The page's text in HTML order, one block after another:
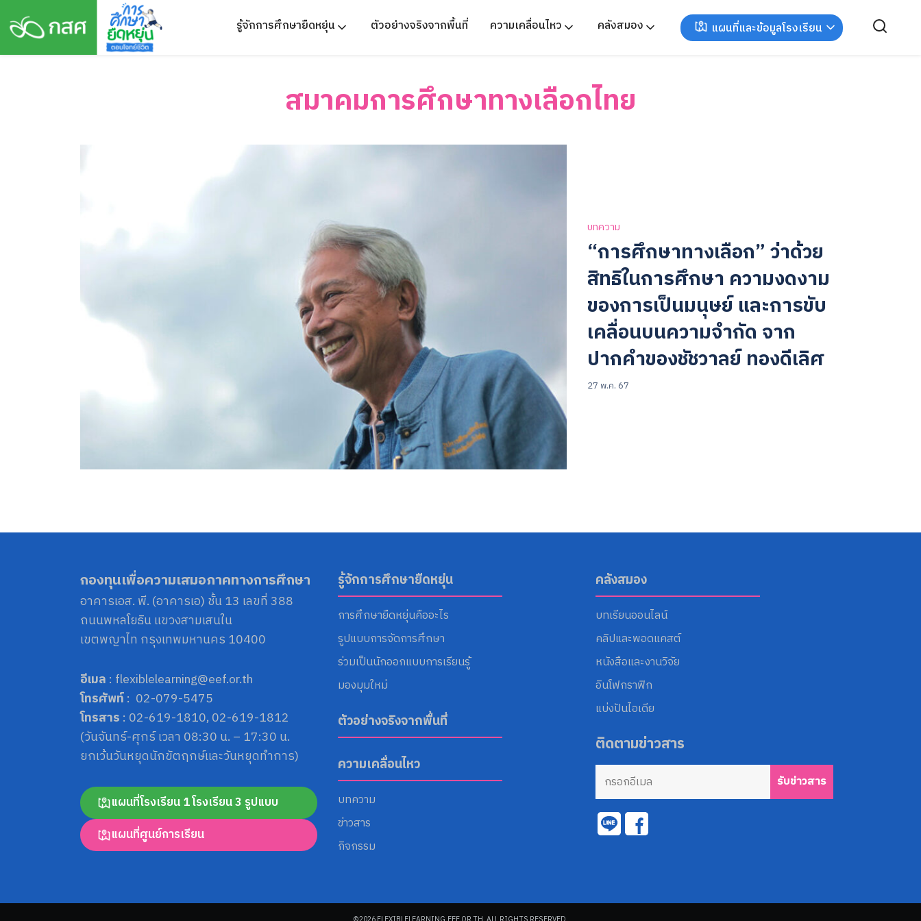
content
รู้จักการศึกษายืดหยุ่น ตัวอย่างจริงจากพื้นที่ ความเคลื่อนไหว คลังสมอง แผนที่และข้อมูลโรงเรียน
Search
สมาคมการศึกษาทางเลือกไทย
บทความ
“การศึกษาทางเลือก” ว่าด้วย
สิทธิในการศึกษา ความงดงาม
ของการเป็นมนุษย์ และการขับ
เคลื่อนบนความจำกัด จาก
ปากคำของชัชวาลย์ ทองดีเลิศ
27 พ.ค. 67
กองทุนเพื่อความเสมอภาคทางการศึกษา
อาคารเอส. พี. (อาคารเอ) ชั้น 13 เลขที่ 388
ถนนพหลโยธิน แขวงสามเสนใน
เขตพญาไท กรุงเทพมหานคร 10400
อีเมล : flexiblelearning@eef.or.th
โทรศัพท์: 02-079-5475
โทรสาร : 02-619-1810, 02-619-1812
(วันจันทร์-ศุกร์ เวลา 08:30 น. – 17:30 น.
ยกเว้นวันหยุดนักขัตฤกษ์และวันหยุดทำการ)
แผนที่โรงเรียน 1 โรงเรียน 3 รูปแบบ
แผนที่ศูนย์การเรียน
รู้จักการศึกษายืดหยุ่น
การศึกษายืดหยุ่นคืออะไร
รูปแบบการจัดการศึกษา
ร่วมเป็นนักออกแบบการเรียนรู้
มองมุมใหม่
ตัวอย่างจริงจากพื้นที่
ความเคลื่อนไหว
บทความ
ข่าวสาร
กิจกรรม
คลังสมอง
บทเรียนออนไลน์
คลิปและพอดแคสต์
หนังสือและงานวิจัย
อินโฟกราฟิก
แบ่งปันไอเดีย
ติดตามข่าวสาร